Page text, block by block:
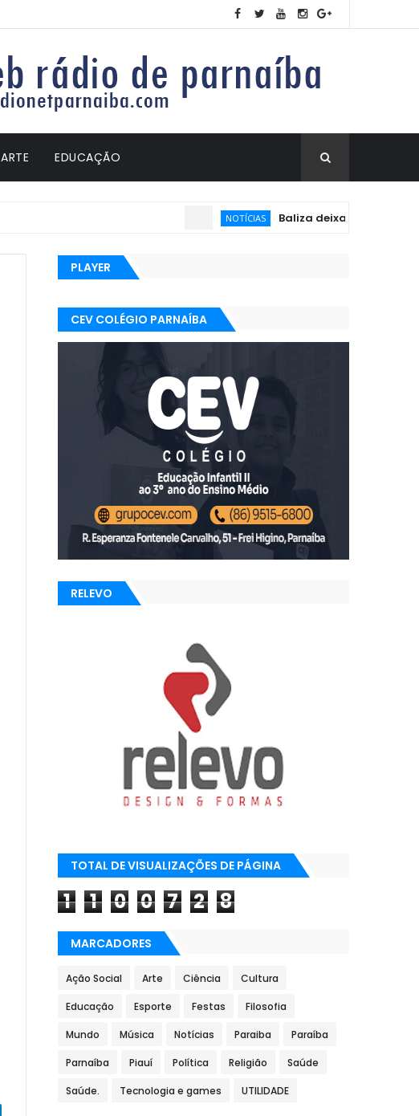
ARTE EDUCAÇÃO
NOTÍCIAS Baliza deixa de ser exigida
PLAYER
CEV COLÉGIO PARNAÍBA
RELEVO
TOTAL DE VISUALIZAÇÕES DE PÁGINA
1 1 0 0 7 2 8
MARCADORES
Ação Social Arte Ciência Cultura
Educação Esporte Festas Filosofia
Mundo Música Notícias Paraiba Paraíba
Parnaíba Piauí Política Religião Saúde
Saúde. Tecnologia e games UTILIDADE